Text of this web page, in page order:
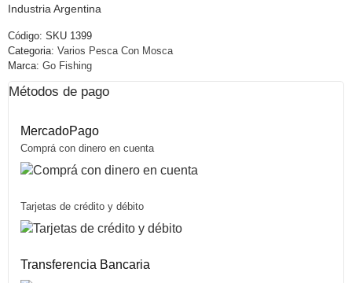
Industria Argentina
Código: SKU 1399
Categoria: Varios Pesca Con Mosca
Marca: Go Fishing
Métodos de pago
MercadoPago
Comprá con dinero en cuenta
Tarjetas de crédito y débito
Transferencia Bancaria